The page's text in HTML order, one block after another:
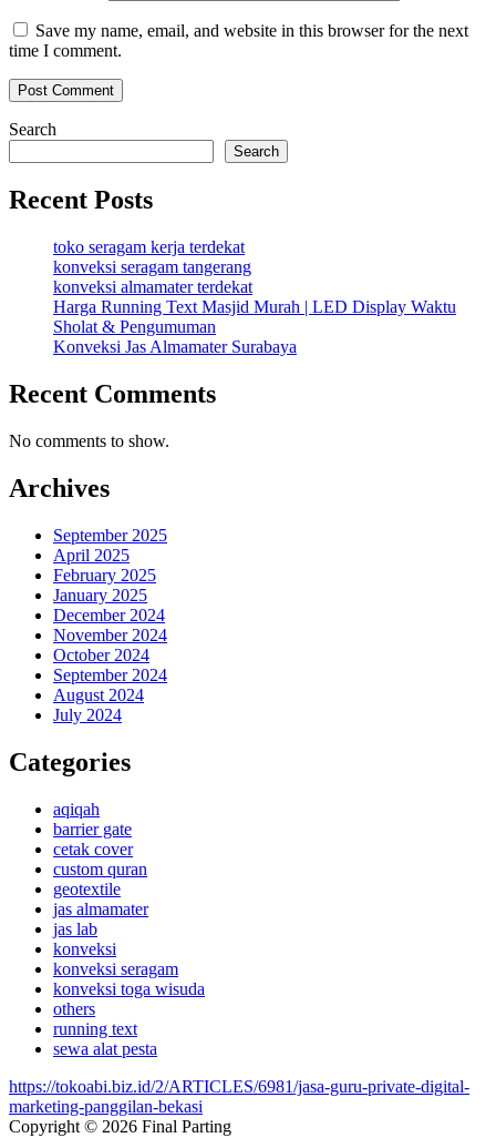
Save my name, email, and website in this browser for the next
time I comment.
Search
Search
Recent Posts
toko seragam kerja terdekat
konveksi seragam tangerang
konveksi almamater terdekat
Harga Running Text Masjid Murah | LED Display Waktu
Sholat & Pengumuman
Konveksi Jas Almamater Surabaya
Recent Comments
No comments to show.
Archives
September 2025
April 2025
February 2025
January 2025
December 2024
November 2024
October 2024
September 2024
August 2024
July 2024
Categories
aqiqah
barrier gate
cetak cover
custom quran
geotextile
jas almamater
jas lab
konveksi
konveksi seragam
konveksi toga wisuda
others
running text
sewa alat pesta
https://tokoabi.biz.id/2/ARTICLES/6981/jasa-guru-private-digital-
marketing-panggilan-bekasi
Copyright © 2026 Final Parting